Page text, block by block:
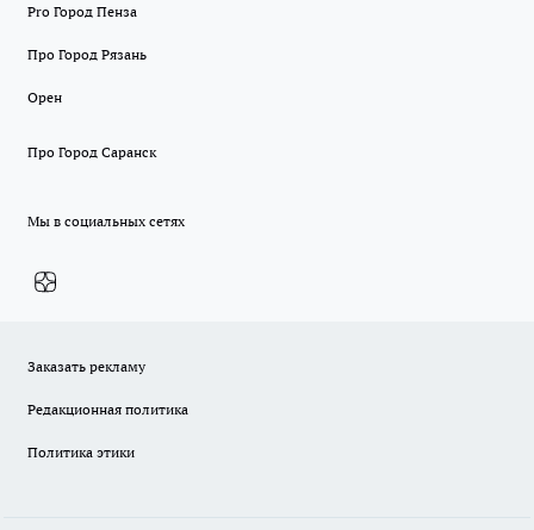
Pro Город Пенза
Про Город Рязань
Орен
Про Город Саранск
Мы в социальных сетях
Заказать рекламу
Редакционная политика
Политика этики